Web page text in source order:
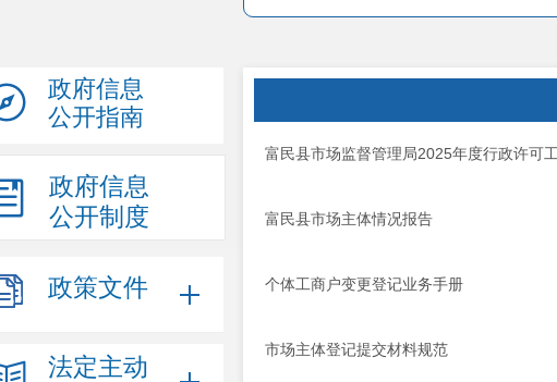
政府信息
公开指南
政府信息
公开制度
政策文件
法定主动
富民县市场监督管理局2025年度行政许可
富民县市场主体情况报告
个体工商户变更登记业务手册
市场主体登记提交材料规范